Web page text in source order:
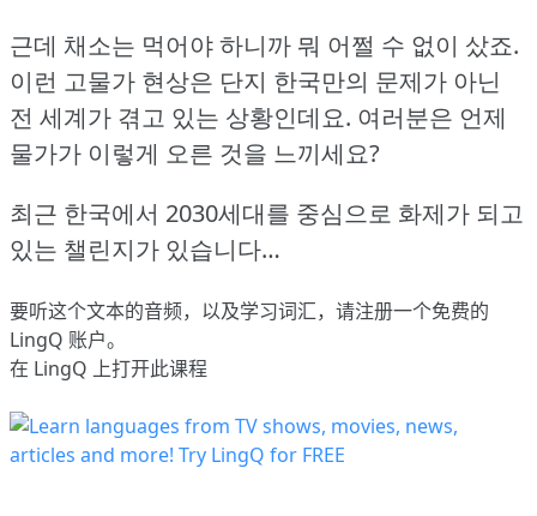
근데 채소는 먹어야 하니까 뭐 어쩔 수 없이 샀죠.
이런 고물가 현상은 단지 한국만의 문제가 아닌
전 세계가 겪고 있는 상황인데요. 여러분은 언제
물가가 이렇게 오른 것을 느끼세요?
최근 한국에서 2030세대를 중심으로 화제가 되고
있는 챌린지가 있습니다…
要听这个文本的音频，以及学习词汇，请注册一个免费的
LingQ 账户。
在 LingQ 上打开此课程